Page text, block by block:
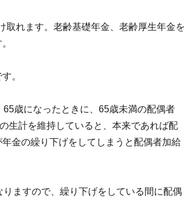
取れます。老齢基礎年金、老齢厚生年金を
。
歳になったときに、65歳未満の配偶者
生計を維持していると、本来であれば配
金の繰り下げをしてしまうと配偶者加給
ますので、繰り下げをしている間に配偶